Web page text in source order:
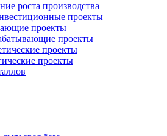
роста производства
проекты
проекты
проекты
проекты
проекты